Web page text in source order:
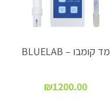
מד קומבו – BLUELAB
₪1200.00